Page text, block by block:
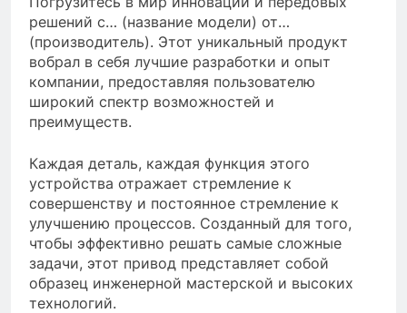
решений с… (название модели) от…
(производитель). Этот уникальный продукт
вобрал в себя лучшие разработки и опыт
компании, предоставляя пользователю
широкий спектр возможностей и
преимуществ.
Каждая деталь, каждая функция этого
устройства отражает стремление к
совершенству и постоянное стремление к
улучшению процессов. Созданный для того,
чтобы эффективно решать самые сложные
задачи, этот привод представляет собой
образец инженерной мастерской и высоких
технологий.